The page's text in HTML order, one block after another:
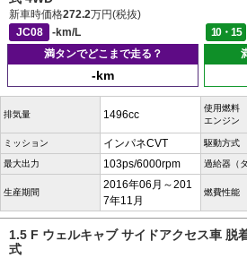
新車時価格272.2万円(税抜)
JC08
-km/L 10・15
満タンでどこまで走る？
-km
排気量 1496cc
使用燃料
エンジン
ミッション インパネCVT 駆動方式
最大出力 103ps/6000rpm 過給器（
生産期間
2016年06月～201
7年11月
燃費性能
1.5 F ウェルキャブ サイドアクセス車 脱
式